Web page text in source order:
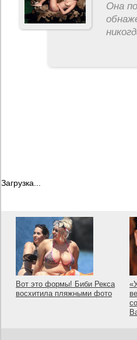
Она
Загрузка...
Вот это формы! Биби Рекса
восхитила пляжными фото